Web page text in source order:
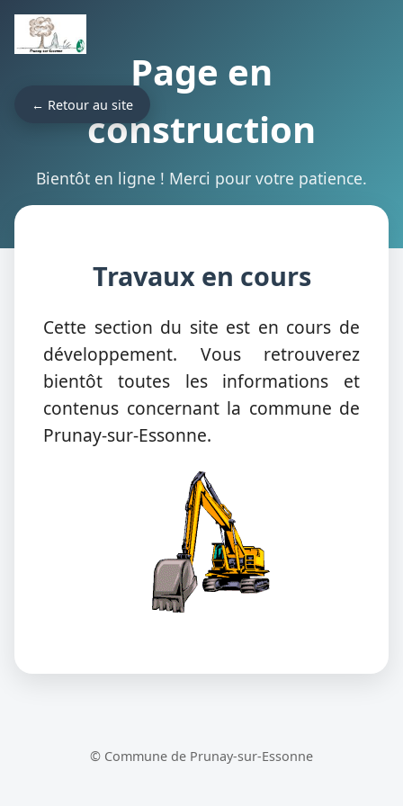
← Retour au site
Page en
construction
Bientôt en ligne ! Merci pour votre patience.
Travaux en cours
Cette section du site est en cours de
développement. Vous retrouverez
bientôt toutes les informations et
contenus concernant la commune de
Prunay-sur-Essonne.
© Commune de Prunay-sur-Essonne